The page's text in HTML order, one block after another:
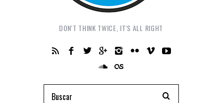
DON'T THINK TWICE, IT'S ALL RIGHT